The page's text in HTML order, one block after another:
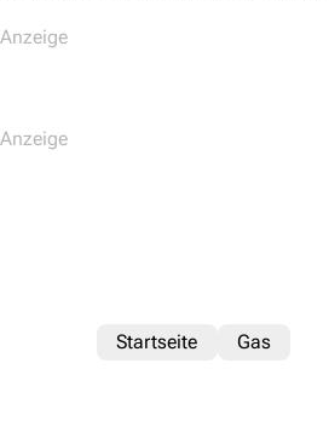
Startseite Gas